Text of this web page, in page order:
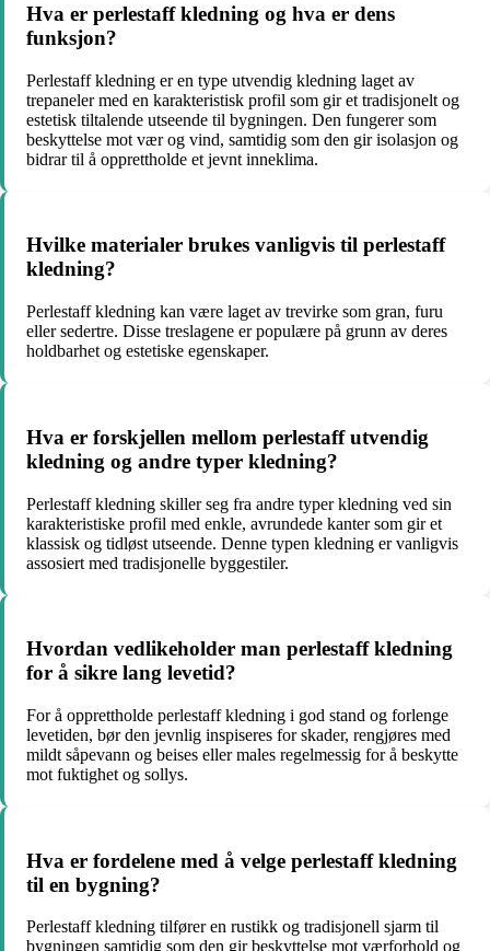
Hva er perlestaff kledning og hva er dens
funksjon?
Perlestaff kledning er en type utvendig kledning laget av
trepaneler med en karakteristisk profil som gir et tradisjonelt og
estetisk tiltalende utseende til bygningen. Den fungerer som
beskyttelse mot vær og vind, samtidig som den gir isolasjon og
bidrar til å opprettholde et jevnt inneklima.
Hvilke materialer brukes vanligvis til perlestaff
kledning?
Perlestaff kledning kan være laget av trevirke som gran, furu
eller sedertre. Disse treslagene er populære på grunn av deres
holdbarhet og estetiske egenskaper.
Hva er forskjellen mellom perlestaff utvendig
kledning og andre typer kledning?
Perlestaff kledning skiller seg fra andre typer kledning ved sin
karakteristiske profil med enkle, avrundede kanter som gir et
klassisk og tidløst utseende. Denne typen kledning er vanligvis
assosiert med tradisjonelle byggestiler.
Hvordan vedlikeholder man perlestaff kledning
for å sikre lang levetid?
For å opprettholde perlestaff kledning i god stand og forlenge
levetiden, bør den jevnlig inspiseres for skader, rengjøres med
mildt såpevann og beises eller males regelmessig for å beskytte
mot fuktighet og sollys.
Hva er fordelene med å velge perlestaff kledning
til en bygning?
Perlestaff kledning tilfører en rustikk og tradisjonell sjarm til
bygningen samtidig som den gir beskyttelse mot værforhold og